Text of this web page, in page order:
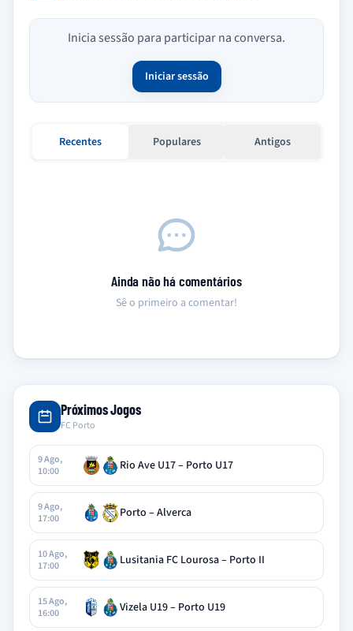
Inicia sessão para participar na conversa.
Iniciar sessão
Recentes Populares Antigos
Ainda não há comentários
Sê o primeiro a comentar!
Próximos Jogos
FC Porto
9 Ago,
10:00
Rio Ave U17 – Porto U17
9 Ago,
17:00
Porto – Alverca
10 Ago,
17:00
Lusitania FC Lourosa – Porto II
15 Ago,
16:00
Vizela U19 – Porto U19